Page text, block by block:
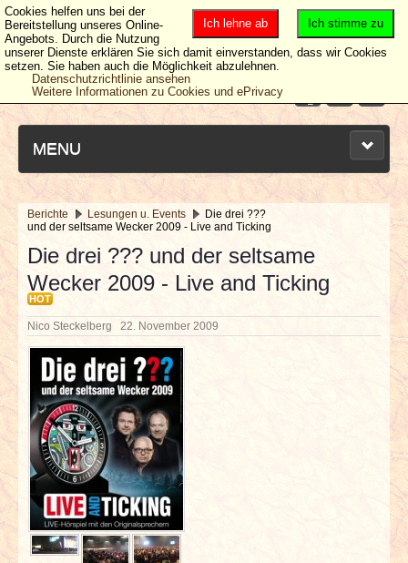
MENU
NEUESTE ARTIKEL
NEWS & DATES
BERICHTE
VERLOSUNGEN
INTERVIEWS
SPECIALS
REDAKTION
Berichte Lesungen u. Events
Die drei ???
und der seltsame Wecker 2009 - Live and Ticking
Die drei ??? und der seltsame
Wecker 2009 - Live and Ticking
HOT
Nico Steckelberg 22. November 2009
Ich stimme zu
Ich lehne ab
Cookies helfen uns bei der
Bereitstellung unseres Online-
Angebots. Durch die Nutzung
unserer Dienste erklären Sie sich damit einverstanden, dass wir Cookies
setzen. Sie haben auch die Möglichkeit abzulehnen.
Datenschutzrichtlinie ansehen
Weitere Informationen zu Cookies und ePrivacy